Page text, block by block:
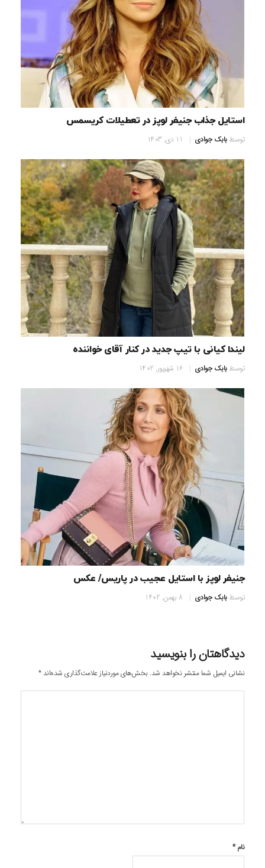
استایل جذاب جنیفر لوپز در تعطیلات کریسمس
توسطبابک جوادی 11 دی, 1403
لیندا کیانی با تیپ جدید در کنار آقای خواننده
توسطبابک جوادی 16 شهریور, 1402
جنیفر لوپز با استایل عجیب در پاریس/ عکس
توسطبابک جوادی 8 بهمن, 1402
دیدگاهتان را بنویسید
نشانی ایمیل شما منتشر نخواهد شد. بخش‌های موردنیاز علامت‌گذاری شده‌اند*
نام*